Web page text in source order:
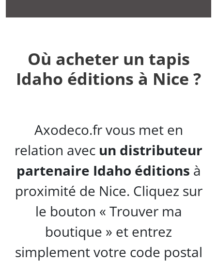
Où acheter un tapis
Idaho éditions à Nice ?
Axodeco.fr vous met en
relation avec un distributeur
partenaire Idaho éditions à
proximité de Nice. Cliquez sur
le bouton « Trouver ma
boutique » et entrez
simplement votre code postal